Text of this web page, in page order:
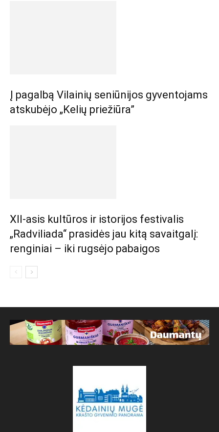
Į pagalbą Vilainių seniūnijos gyventojams
atskubėjo „Kelių priežiūra”
XII-asis kultūros ir istorijos festivalis
„Radviliada“ prasidės jau kitą savaitgalį:
renginiai – iki rugsėjo pabaigos